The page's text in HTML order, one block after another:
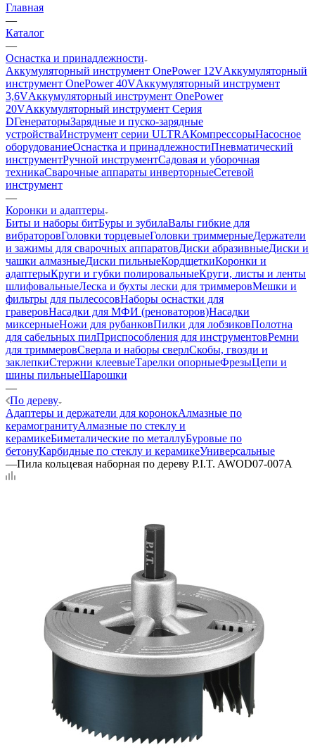
Главная
—
Каталог
—
Оснастка и принадлежности
Аккумуляторный инструмент OnePower 12VАккумуляторный
инструмент OnePower 40VАккумуляторный инструмент
3,6VАккумуляторный инструмент OnePower
20VАккумуляторный инструмент Серия
DГенераторыЗарядные и пуско-зарядные
устройстваИнструмент серии ULTRAКомпрессорыНасосное
оборудованиеОснастка и принадлежностиПневматический
инструментРучной инструментСадовая и уборочная
техникаСварочные аппараты инверторныеСетевой
инструмент
—
Коронки и адаптеры
Биты и наборы битБуры и зубилаВалы гибкие для
вибраторовГоловки торцевыеГоловки триммерныеДержатели
и зажимы для сварочных аппаратовДиски абразивныеДиски и
чашки алмазныеДиски пильныеКордщеткиКоронки и
адаптерыКруги и губки полировальныеКруги, листы и ленты
шлифовальныеЛеска и бухты лески для триммеровМешки и
фильтры для пылесосовНаборы оснастки для
граверовНасадки для МФИ (реноваторов)Насадки
миксерныеНожи для рубанковПилки для лобзиковПолотна
для сабельных пилПриспособления для инструментовРемни
для триммеровСверла и наборы сверлСкобы, гвозди и
заклепкиСтержни клеевыеТарелки опорныеФрезыЦепи и
шины пильныеШарошки
—
По дереву
Адаптеры и держатели для коронокАлмазные по
керамогранитуАлмазные по стеклу и
керамикеБиметалические по металлуБуровые по
бетонуКарбидные по стеклу и керамикеУниверсальные
—Пила кольцевая наборная по дереву P.I.T. AWOD07-007A